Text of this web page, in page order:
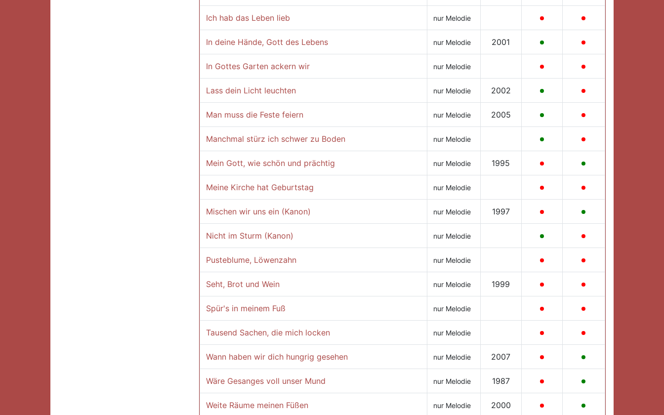
Ich hab das Leben lieb nur Melodie
In deine Hände, Gott des Lebens nur Melodie 2001
In Gottes Garten ackern wir nur Melodie
Lass dein Licht leuchten nur Melodie 2002
Man muss die Feste feiern nur Melodie 2005
Manchmal stürz ich schwer zu Boden nur Melodie
Mein Gott, wie schön und prächtig nur Melodie 1995
Meine Kirche hat Geburtstag nur Melodie
Mischen wir uns ein (Kanon) nur Melodie 1997
Nicht im Sturm (Kanon) nur Melodie
Pusteblume, Löwenzahn nur Melodie
Seht, Brot und Wein nur Melodie 1999
Spür's in meinem Fuß nur Melodie
Tausend Sachen, die mich locken nur Melodie
Wann haben wir dich hungrig gesehen nur Melodie 2007
Wäre Gesanges voll unser Mund nur Melodie 1987
Weite Räume meinen Füßen nur Melodie 2000